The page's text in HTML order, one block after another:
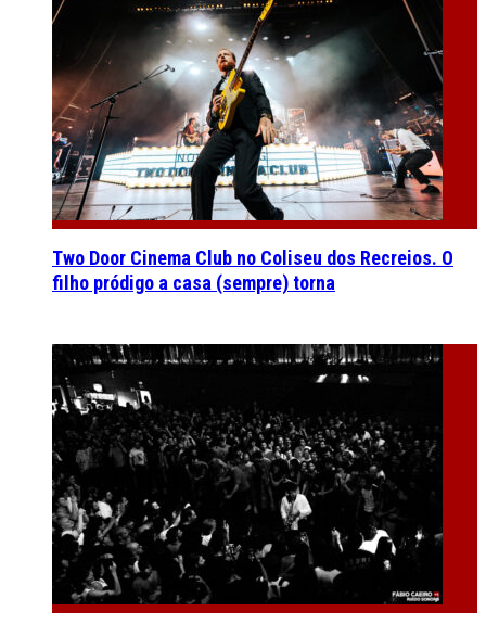
Two Door Cinema Club no Coliseu dos Recreios. O
filho pródigo a casa (sempre) torna